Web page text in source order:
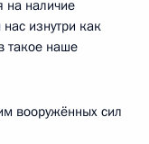
на наличие
изнутри как
такое наше
вооружённых сил